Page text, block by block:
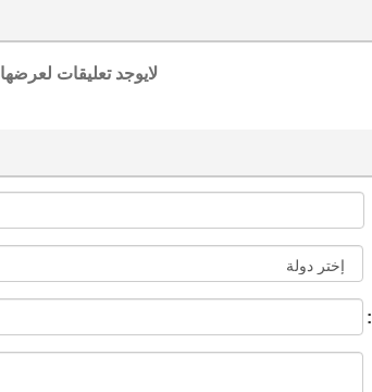
لايوجد تعليقات لعرضها